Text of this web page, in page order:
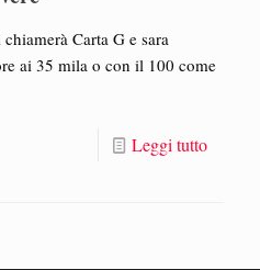
Carta G e sara
ai 35 mila o con il 100 come
Leggi tutto